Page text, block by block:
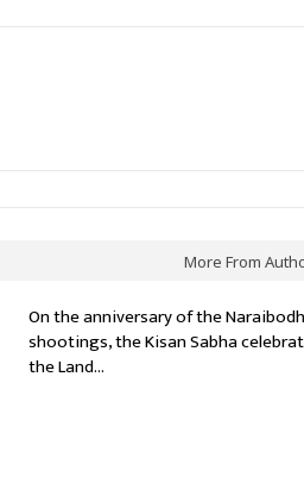
More From
On the anniversary of the Naraibodh
shootings, the Kisan Sabha
the Land…